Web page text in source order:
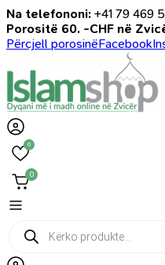
Na telefononi: +41 79 469
Porositë 60. -CHF në
Përcjell porosinëFacebook
0
0
Products
search